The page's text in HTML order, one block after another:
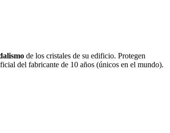
de los cristales de su edificio. Protegen
del fabricante de 10 años (únicos en el mundo).